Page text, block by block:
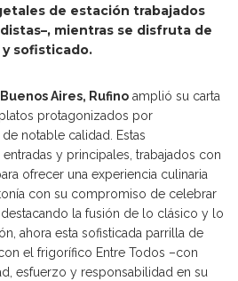
de estación trabajados
mientras se disfruta de
sofisticado.
Aires, Rufino amplió su carta
protagonizados por
notable calidad. Estas
y principales, trabajados con
ofrecer una experiencia culinaria
con su compromiso de celebrar
la fusión de lo clásico y lo
ahora esta sofisticada parrilla de
el frigorífico Entre Todos –con
esfuerzo y responsabilidad en su